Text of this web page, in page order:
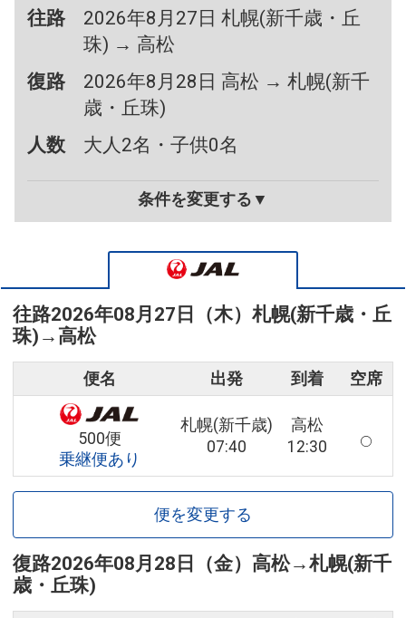
往路
2026年8月27日 札幌(新千歳・丘
珠) → 高松
復路
2026年8月28日 高松 → 札幌(新千
歳・丘珠)
人数
大人2名・子供0名
条件を変更する▼
往路2026年08月27日（木） 札幌(新千歳・丘
珠) → 高松
便名 出発 到着 空席
500便
乗継便あり
札幌(新千歳)
07:40
高松
12:30
便を変更する
復路2026年08月28日（金） 高松→札幌(新千
歳・丘珠)